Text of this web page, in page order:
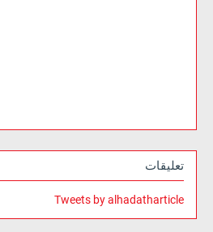
تعليقات
Tweets by alhadatharticle